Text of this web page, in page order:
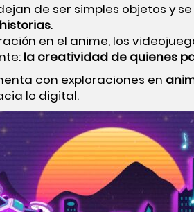
de ser simples objetos y
.
en el anime, los
la creatividad de quienes
con exploraciones en
lo digital.